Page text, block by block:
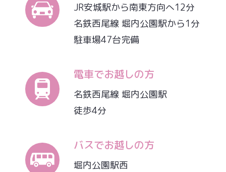
JR安城駅から南東方向へ12分
名鉄西尾線 堀内公園駅から1分
駐車場47台完備
電車でお越しの方
名鉄西尾線 堀内公園駅
徒歩4分
バスでお越しの方
堀内公園駅西